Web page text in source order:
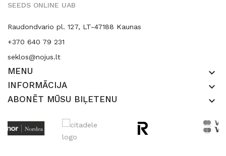
SEEDS ONLINE UAB
Raudondvario pl. 127, LT-47188 Kaunas
+370 640 79 231
seklos@nojus.lt
MENU keyboard_arrow_down
INFORMĀCIJA keyboard_arrow_down
ABONĒT MŪSU BIĻETENU keyboard_arrow_down